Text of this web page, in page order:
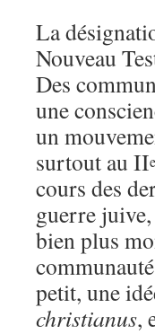
La
Nouveau
Des
une
un
surtout au IIe
cours des
guerre
bien plus
petit, une
christianus,